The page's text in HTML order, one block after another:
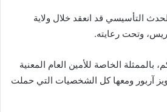
التأسيسي قد انعقد خلال ولاية
وتحت رعايته.
بالممثلة الخاصة للأمين العام المعنية
آربور ومعها كل الشخصيات التي حملت